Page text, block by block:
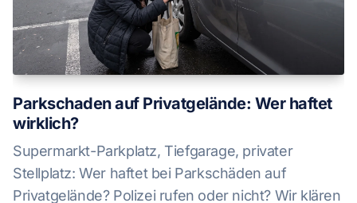
Parkschaden auf Privatgelände: Wer haftet
wirklich?
Supermarkt-Parkplatz, Tiefgarage, privater
Stellplatz: Wer haftet bei Parkschäden auf
Privatgelände? Polizei rufen oder nicht? Wir klären